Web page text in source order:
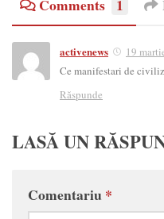
Comments 1
activenews
19
Ce manifestari de
Răspunde
LASĂ UN
Comentariu*